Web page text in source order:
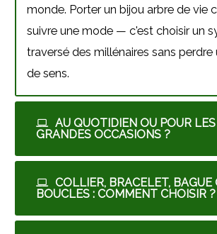
monde. Porter un bijou arbre de vie
suivre une mode — c'est choisir un
traversé des millénaires sans
de sens.
AU QUOTIDIEN OU POUR LES
GRANDES OCCASIONS ?
COLLIER, BRACELET, BAGUE
BOUCLES : COMMENT CHOISIR ?